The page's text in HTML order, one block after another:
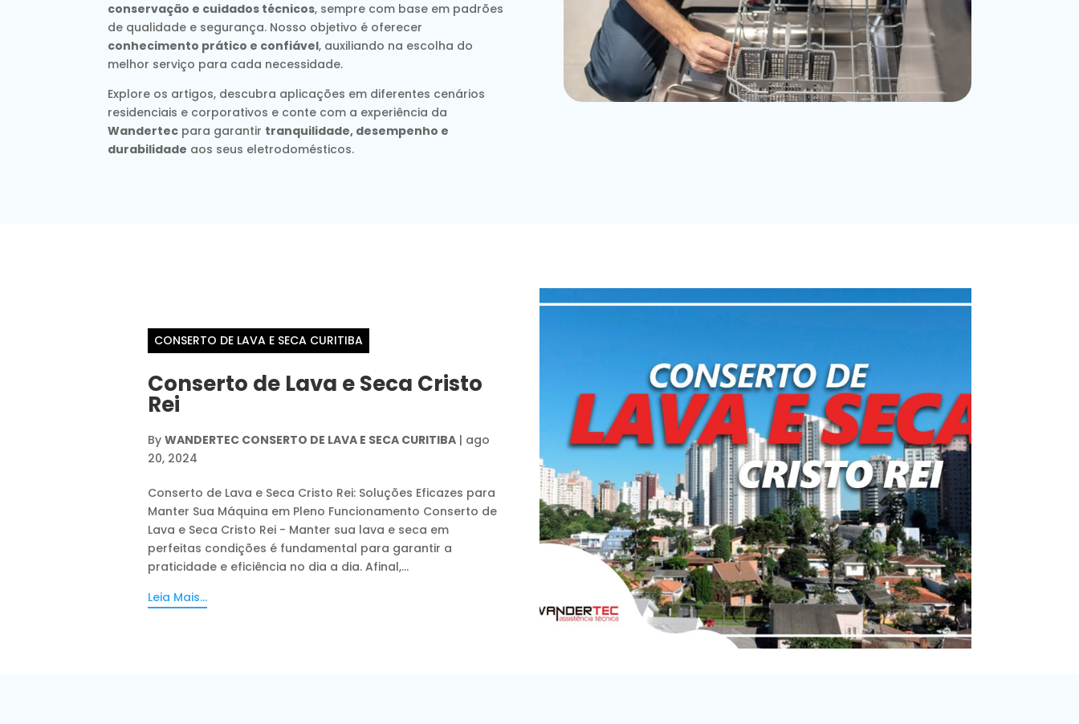
conservação e cuidados técnicos, sempre com base em padrões
de qualidade e segurança. Nosso objetivo é oferecer
conhecimento prático e confiável, auxiliando na escolha do
melhor serviço para cada necessidade.
Explore os artigos, descubra aplicações em diferentes cenários
residenciais e corporativos e conte com a experiência da
Wandertec para garantir tranquilidade, desempenho e
durabilidade aos seus eletrodomésticos.
CONSERTO DE LAVA E SECA CURITIBA
Conserto de Lava e Seca Cristo
Rei
ByWANDERTEC CONSERTO DE LAVA E SECA CURITIBA | ago
20, 2024
Conserto de Lava e Seca Cristo Rei: Soluções Eficazes para
Manter Sua Máquina em Pleno Funcionamento Conserto de
Lava e Seca Cristo Rei - Manter sua lava e seca em
perfeitas condições é fundamental para garantir a
praticidade e eficiência no dia a dia. Afinal,...
Leia Mais...